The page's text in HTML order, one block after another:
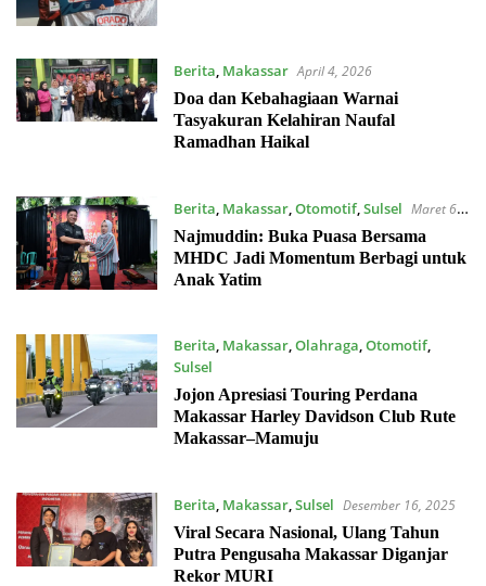
Berita, Makassar April 4, 2026
Doa dan Kebahagiaan Warnai
Tasyakuran Kelahiran Naufal
Ramadhan Haikal
Berita, Makassar,Otomotif,Sulsel Maret 6,
2026
Najmuddin: Buka Puasa Bersama
MHDC Jadi Momentum Berbagi untuk
Anak Yatim
Berita, Makassar,Olahraga,Otomotif,
Sulsel
Januari 13, 2026
Jojon Apresiasi Touring Perdana
Makassar Harley Davidson Club Rute
Makassar–Mamuju
Berita, Makassar,Sulsel Desember 16, 2025
Viral Secara Nasional, Ulang Tahun
Putra Pengusaha Makassar Diganjar
Rekor MURI